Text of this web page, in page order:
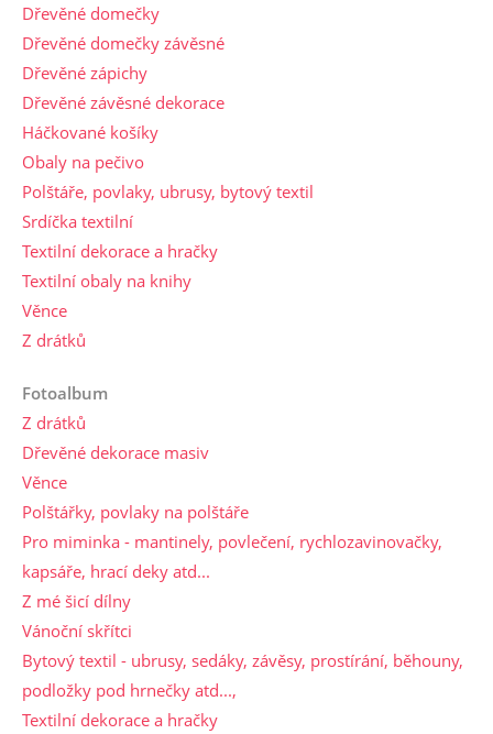
Dřevěné domečky
Dřevěné domečky závěsné
Dřevěné zápichy
Dřevěné závěsné dekorace
Háčkované košíky
Obaly na pečivo
Polštáře, povlaky, ubrusy, bytový textil
Srdíčka textilní
Textilní dekorace a hračky
Textilní obaly na knihy
Věnce
Z drátků
Fotoalbum
Z drátků
Dřevěné dekorace masiv
Věnce
Polštářky, povlaky na polštáře
Pro miminka - mantinely, povlečení, rychlozavinovačky,
kapsáře, hrací deky atd...
Z mé šicí dílny
Vánoční skřítci
Bytový textil - ubrusy, sedáky, závěsy, prostírání, běhouny,
podložky pod hrnečky atd...,
Textilní dekorace a hračky